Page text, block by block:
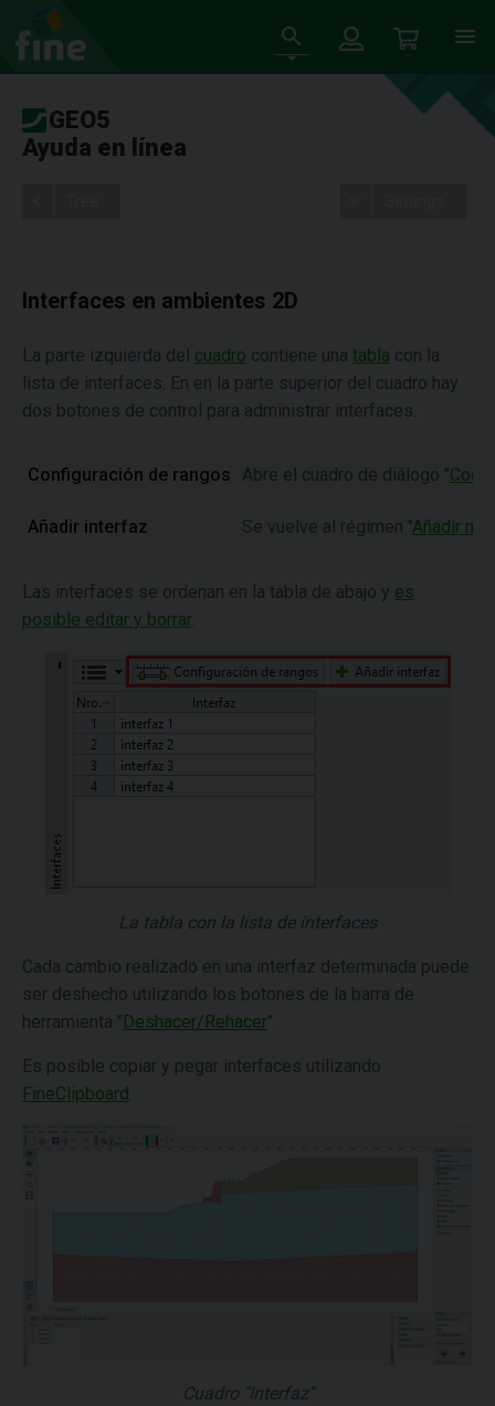
GEO5
Ayuda en línea
Interfaces en ambientes 2D
La parte izquierda del cuadro contiene una tabla con la
lista de interfaces. En en la parte superior del cuadro hay
dos botones de control para administrar interfaces.
Configuración de rangos Abre el cuadro de diálogo "
Añadir interfaz Se vuelve al régimen "Añadir
Las interfaces se ordenan en la tabla de abajo y es
posible editar y borrar.
La tabla con la lista de interfaces
Cada cambio realizado en una interfaz determinada puede
ser deshecho utilizando los botones de la barra de
herramienta "Deshacer/Rehacer".
Es posible copiar y pegar interfaces utilizando
FineClipboard
Cuadro "Interfaz"